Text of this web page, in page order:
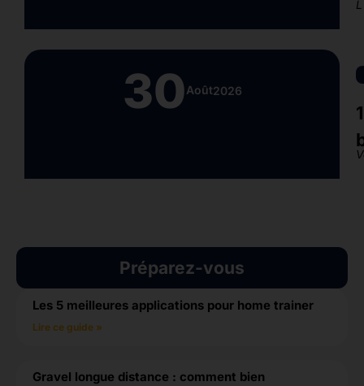
30Août2026
Préparez-vous
Les 5 meilleures applications pour home trainer
Lire ce guide »
Gravel longue distance : comment bien